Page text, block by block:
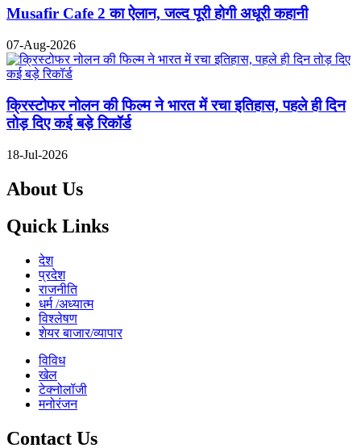
Musafir Cafe 2 का ऐलान, जल्द पूरी होगी अधूरी कहानी
07-Aug-2026
क्रिस्टोफर नोलन की फिल्म ने भारत में रचा इतिहास, पहले ही दिन
तोड़ दिए कई बड़े रिकॉर्ड
18-Jul-2026
About Us
Quick Links
देश
प्रदेश
राजनीति
धर्म /अध्यात्म
विश्लेषण
शेयर बाजार/व्यापार
विविध
खेल
टेक्नोलॉजी
मनोरंजन
Contact Us